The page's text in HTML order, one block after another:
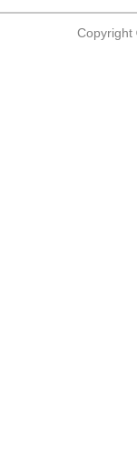
Copyright